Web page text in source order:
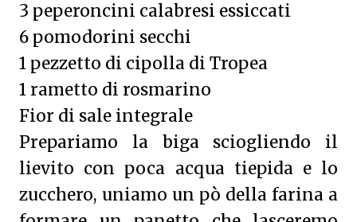
3 peperoncini calabresi essiccati
6 pomodorini secchi
1 pezzetto di cipolla di Tropea
1 rametto di rosmarino
Fior di sale integrale
Prepariamo la biga sciogliendo il
lievito con poca acqua tiepida e lo
zucchero, uniamo un pò della farina a